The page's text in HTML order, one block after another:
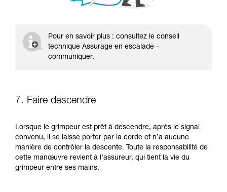
Pour en savoir plus : consultez le conseil
technique Assurage en escalade -
communiquer.
7. Faire descendre
Lorsque le grimpeur est prêt à descendre, après le signal
convenu, il se laisse porter par la corde et n’a aucune
manière de contrôler la descente. Toute la responsabilité de
cette manœuvre revient à l’assureur, qui tient la vie du
grimpeur entre ses mains.